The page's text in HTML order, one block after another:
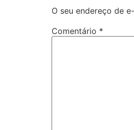
O seu endereço de
Comentário *